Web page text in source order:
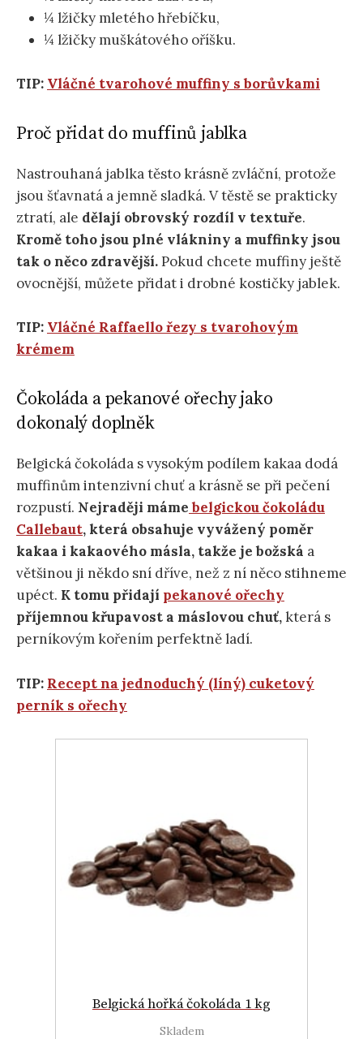
¼ lžičky mletého hřebíčku,
¼ lžičky muškátového oříšku.
TIP: Vláčné tvarohové muffiny s borůvkami
Proč přidat do muffinů jablka
Nastrouhaná jablka těsto krásně zvláční, protože
jsou šťavnatá a jemně sladká. V těstě se prakticky
ztratí, ale dělají obrovský rozdíl v textuře.
Kromě toho jsou plné vlákniny a muffinky jsou
tak o něco zdravější.Pokud chcete muffiny ještě
ovocnější, můžete přidat i drobné kostičky jablek.
TIP: Vláčné Raffaello řezy s tvarohovým
krémem
Čokoláda a pekanové ořechy jako
dokonalý doplněk
Belgická čokoláda s vysokým podílem kakaa dodá
muffinům intenzivní chuť a krásně se při pečení
rozpustí. Nejraději mámebelgickou čokoládu
Callebaut, která obsahuje vyvážený poměr
kakaa i kakaového másla, takže je božská a
většinou ji někdo sní dříve, než z ní něco stihneme
upéct. K tomu přidají pekanové ořechy
příjemnou křupavost a máslovou chuť,která s
perníkovým kořením perfektně ladí.
TIP: Recept na jednoduchý (líný) cuketový
perník s ořechy
Belgická hořká čokoláda 1 kg
Skladem